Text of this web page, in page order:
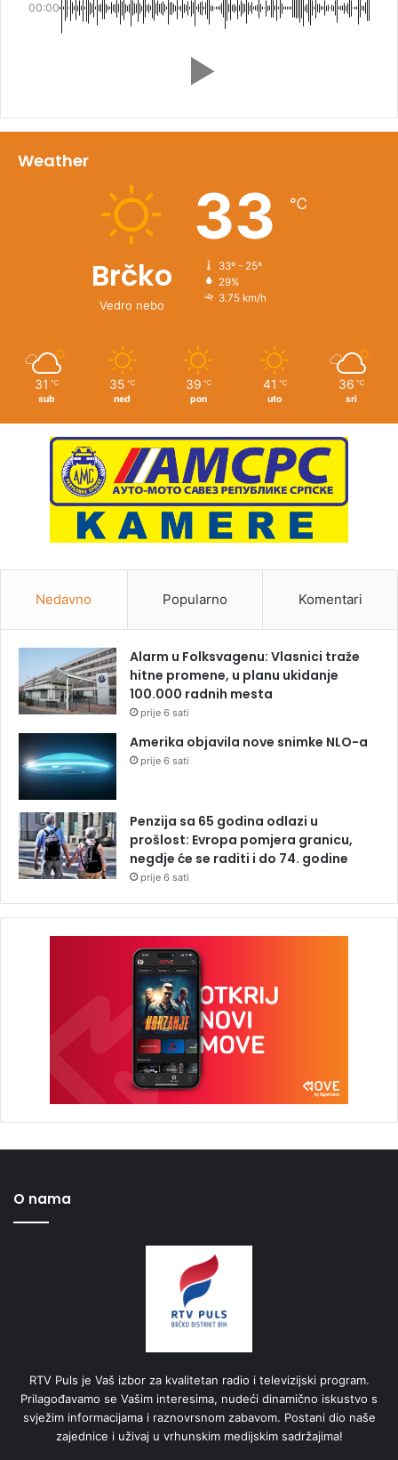
00:00
Weather
Brčko
Vedro nebo
33 ℃
33º - 25º
29%
3.75 km/h
31 ℃
sub
35 ℃
ned
39 ℃
pon
41 ℃
uto
36 ℃
sri
Nedavno Popularno Komentari
Alarm u Folksvagenu: Vlasnici traže
hitne promene, u planu ukidanje
100.000 radnih mesta
prije 6 sati
Amerika objavila nove snimke NLO-a
prije 6 sati
Penzija sa 65 godina odlazi u
prošlost: Evropa pomjera granicu,
negdje će se raditi i do 74. godine
prije 6 sati
O nama
RTV Puls je Vaš izbor za kvalitetan radio i televizijski program.
Prilagođavamo se Vašim interesima, nudeći dinamično iskustvo s
svježim informacijama i raznovrsnom zabavom. Postani dio naše
zajednice i uživaj u vrhunskim medijskim sadržajima!